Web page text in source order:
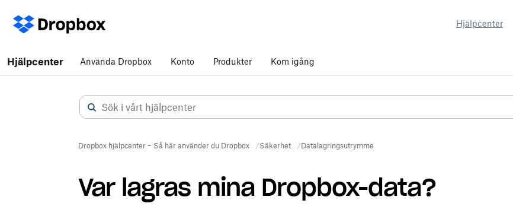
Hjälpcenter
Hjälpcenter Använda Dropbox Konto Produkter Kom igång
Dropbox hjälpcenter – Så här använder du Dropbox Säkerhet Datalagringsutrymme
Var lagras mina Dropbox-data?